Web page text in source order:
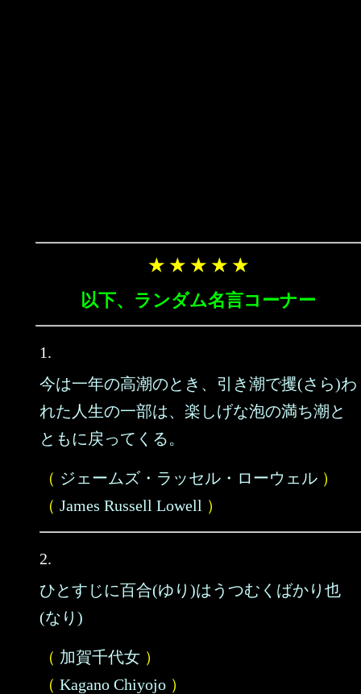
★ ★ ★ ★ ★
以下、ランダム名言コーナー
1.
今は一年の高潮のとき、引き潮で攫(さら)わ
れた人生の一部は、楽しげな泡の満ち潮と
ともに戻ってくる。
（ ジェームズ・ラッセル・ローウェル ）
（ James Russell Lowell ）
2.
ひとすじに百合(ゆり)はうつむくばかり也
(なり)
（ 加賀千代女 ）
（ Kagano Chiyojo ）